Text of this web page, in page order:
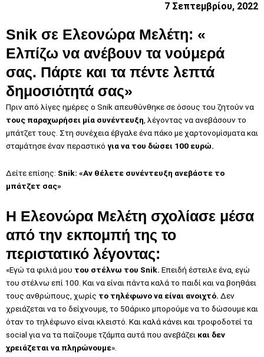
7 Σεπτεμβρίου, 2022
Snik σε Ελεονώρα Μελέτη: «
Ελπίζω να ανέβουν τα νούμερά
σας. Πάρτε και τα πέντε λεπτά
δημοσιότητά σας»
Πριν από λίγες ημέρες ο Snik απευθύνθηκε σε όσους του ζητούν να
τους παραχωρήσει μία συνέντευξη, λέγοντας να ανεβάσουν το
μπάτζετ τους. Στη συνέχεια έβγαλε ένα πάκο με χαρτονομίσματα και
σταμάτησε έναν περαστικό για να του δώσει 100 ευρώ.
Δείτε επίσης: Snik: «Αν θέλετε συνέντευξη ανεβάστε το
μπάτζετ σας»
Η Ελεονώρα Μελέτη σχολίασε μέσα
από την εκπομπή της το
περιστατικό λέγοντας:
«Εγώ τα φιλιά μου του στέλνω του Snik. Επειδή έστειλε ένα, εγώ
του στέλνω επί 100. Και να είναι πάντα καλά το παιδί και να βοηθάει
τους ανθρώπους, χωρίς το τηλέφωνο να είναι ανοιχτό. Δεν
χρειάζεται να το δείχνουμε, το 50άρικο μπορούμε να το δώσουμε και
όταν το τηλέφωνο είναι κλειστό. Και καλά κάνει και τροφοδοτεί τα
social για να τα παίζουμε τζάμπα αυτά που ανεβάζει και δεν
χρειάζεται να πληρώνουμε».